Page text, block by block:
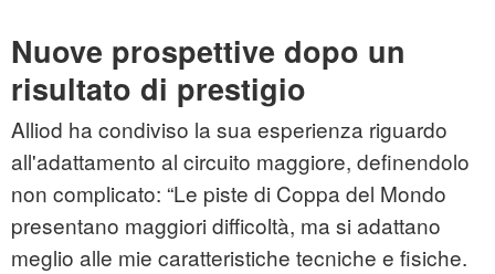
Nuove prospettive dopo un
risultato di prestigio
Alliod ha condiviso la sua esperienza riguardo
all'adattamento al circuito maggiore, definendolo
non complicato: “Le piste di Coppa del Mondo
presentano maggiori difficoltà, ma si adattano
meglio alle mie caratteristiche tecniche e fisiche.